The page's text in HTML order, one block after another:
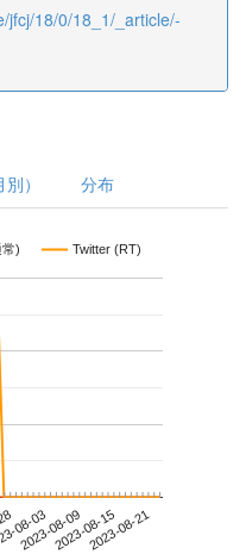
jfcj/18/0/18_1/_article/-
） 分布
) Twitter (RT)
08-03
2023-08-092023-08-152023-08-21